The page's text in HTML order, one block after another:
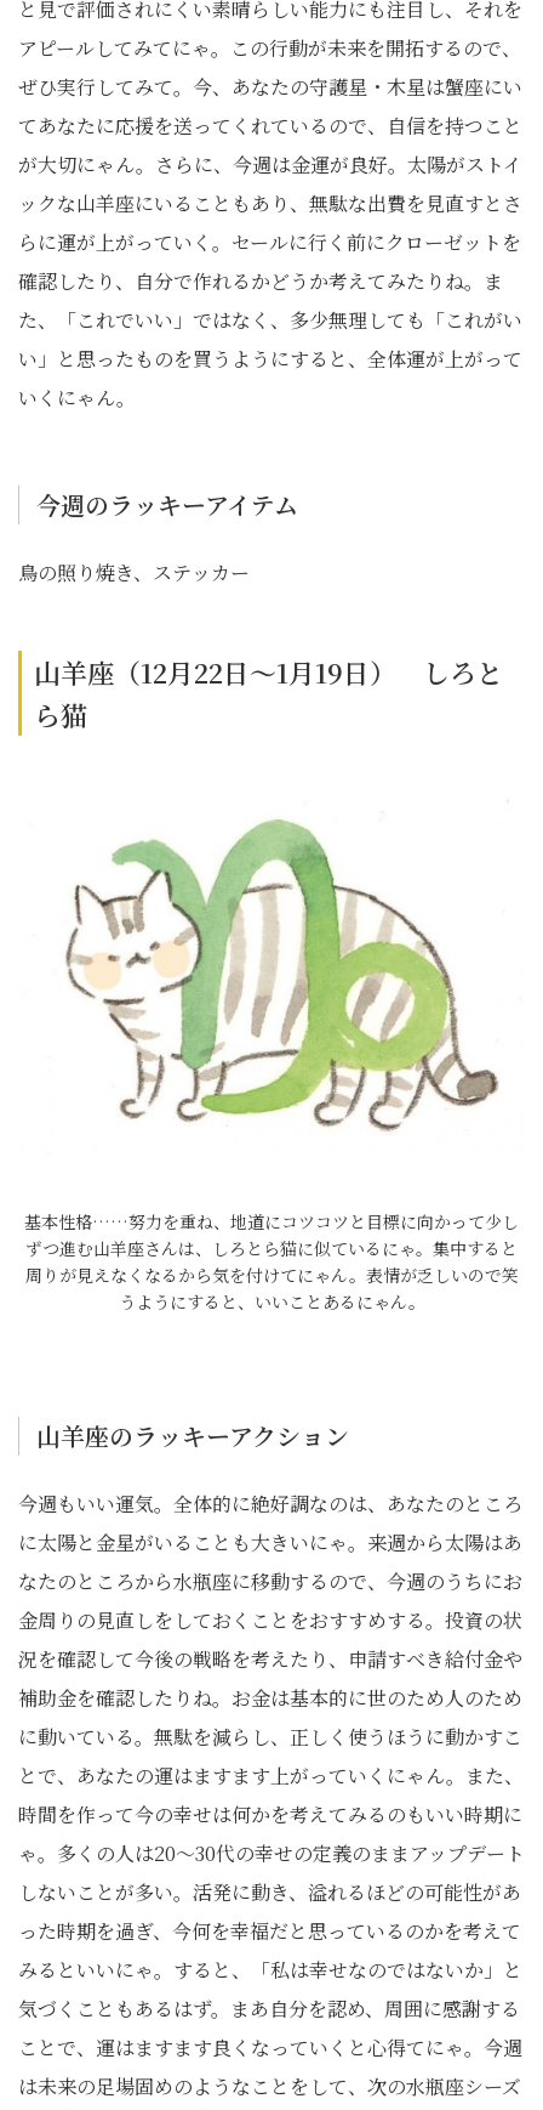
と見で評価されにくい素晴らしい能力にも注目し、それを
アピールしてみてにゃ。この行動が未来を開拓するので、
ぜひ実行してみて。今、あなたの守護星・木星は蟹座にい
てあなたに応援を送ってくれているので、自信を持つこと
が大切にゃん。さらに、今週は金運が良好。太陽がストイ
ックな山羊座にいることもあり、無駄な出費を見直すとさ
らに運が上がっていく。セールに行く前にクローゼットを
確認したり、自分で作れるかどうか考えてみたりね。ま
た、「これでいい」ではなく、多少無理しても「これがい
い」と思ったものを買うようにすると、全体運が上がって
いくにゃん。
今週のラッキーアイテム
鳥の照り焼き、ステッカー
山羊座（12月22日～1月19日） しろと
ら猫
基本性格……努力を重ね、地道にコツコツと目標に向かって少し
ずつ進む山羊座さんは、しろとら猫に似ているにゃ。集中すると
周りが見えなくなるから気を付けてにゃん。表情が乏しいので笑
うようにすると、いいことあるにゃん。
山羊座のラッキーアクション
今週もいい運気。全体的に絶好調なのは、あなたのところ
に太陽と金星がいることも大きいにゃ。来週から太陽はあ
なたのところから水瓶座に移動するので、今週のうちにお
金周りの見直しをしておくことをおすすめする。投資の状
況を確認して今後の戦略を考えたり、申請すべき給付金や
補助金を確認したりね。お金は基本的に世のため人のため
に動いている。無駄を減らし、正しく使うほうに動かすこ
とで、あなたの運はますます上がっていくにゃん。また、
時間を作って今の幸せは何かを考えてみるのもいい時期に
ゃ。多くの人は20〜30代の幸せの定義のままアップデート
しないことが多い。活発に動き、溢れるほどの可能性があ
った時期を過ぎ、今何を幸福だと思っているのかを考えて
みるといいにゃ。すると、「私は幸せなのではないか」と
気づくこともあるはず。まあ自分を認め、周囲に感謝する
ことで、運はますます良くなっていくと心得てにゃ。今週
は未来の足場固めのようなことをして、次の水瓶座シーズ